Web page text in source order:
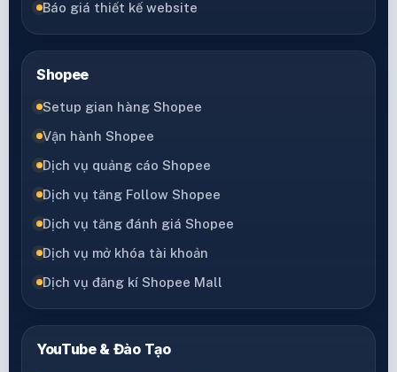
Báo giá thiết kế website
Shopee
Setup gian hàng Shopee
Vận hành Shopee
Dịch vụ quảng cáo Shopee
Dịch vụ tăng Follow Shopee
Dịch vụ tăng đánh giá Shopee
Dịch vụ mở khóa tài khoản
Dịch vụ đăng kí Shopee Mall
YouTube & Đào Tạo